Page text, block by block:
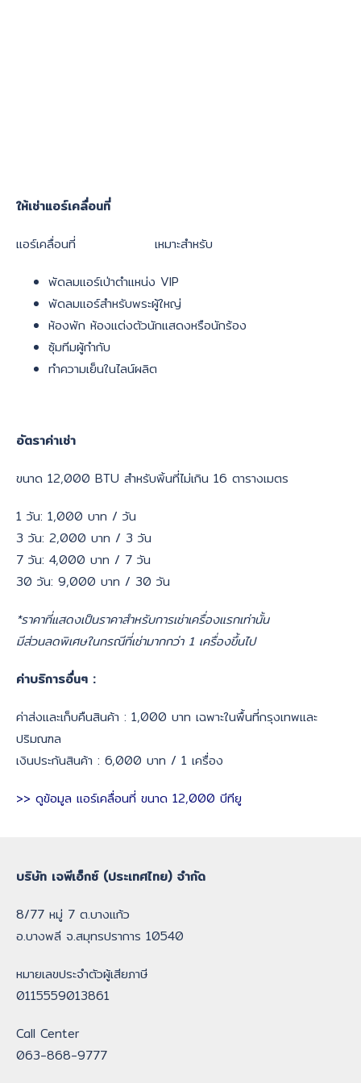
ให้เช่าแอร์เคลื่อนที่
แอร์เคลื่อนที่ เหมาะสำหรับ
พัดลมแอร์เป่าตำแหน่ง VIP
พัดลมแอร์สำหรับพระผู้ใหญ่
ห้องพัก ห้องแต่งตัวนักแสดงหรือนักร้อง
ซุ้มทีมผู้กำกับ
ทำความเย็นในไลน์ผลิต
อัตราค่าเช่า
ขนาด 12,000 BTU สำหรับพิ้นที่ไม่เกิน 16 ตารางเมตร
1 วัน: 1,000 บาท / วัน
3 วัน: 2,000 บาท / 3 วัน
7 วัน: 4,000 บาท / 7 วัน
30 วัน: 9,000 บาท / 30 วัน
*ราคาที่แสดงเป็นราคาสำหรับการเช่าเครื่องแรกเท่านั้น
มีส่วนลดพิเศษในกรณีที่เช่ามากกว่า 1 เครื่องขึ้นไป
ค่าบริการอื่นๆ :
ค่าส่งและเก็บคืนสินค้า : 1,000 บาท เฉพาะในพื้นที่กรุงเทพและ
ปริมณฑล
เงินประกันสินค้า : 6,000 บาท / 1 เครื่อง
>> ดูข้อมูล แอร์เคลื่อนที่ ขนาด 12,000 บีทียู
บริษัท เจพีเอ็กซ์ (ประเทศไทย) จำกัด
8/77 หมู่ 7 ต.บางแก้ว
อ.บางพลี จ.สมุทรปราการ 10540
หมายเลขประจำตัวผู้เสียภาษี
0115559013861
Call Center
063-868-9777